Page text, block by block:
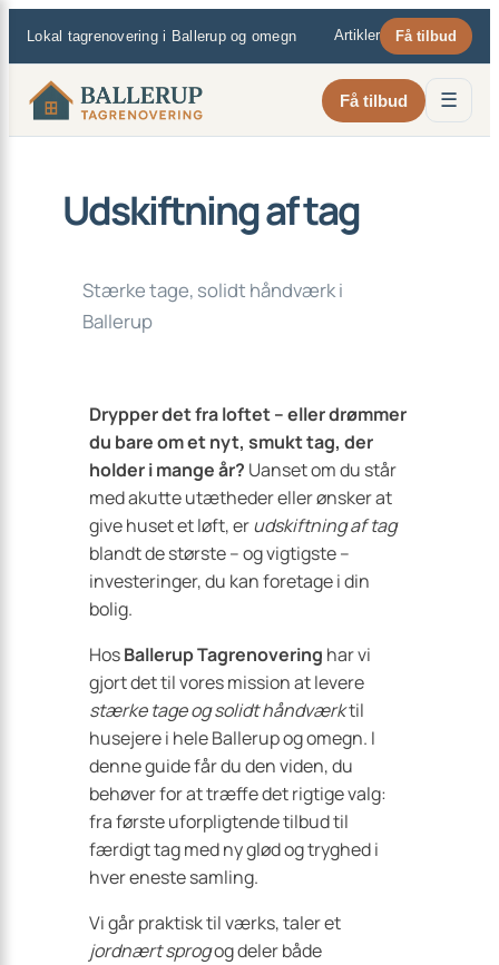
indhold
Lokal tagrenovering i Ballerup og omegn Artikler Få tilbud
Få tilbud ☰
Udskiftning af tag
Stærke tage, solidt håndværk i
Ballerup
Drypper det fra loftet – eller drømmer
du bare om et nyt, smukt tag, der
holder i mange år? Uanset om du står
med akutte utætheder eller ønsker at
give huset et løft, erudskiftning af tag
blandt de største – og vigtigste –
investeringer, du kan foretage i din
bolig.
HosBallerup Tagrenovering har vi
gjort det til vores mission at levere
stærke tage og solidt håndværktil
husejere i hele Ballerup og omegn. I
denne guide får du den viden, du
behøver for at træffe det rigtige valg:
fra første uforpligtende tilbud til
færdigt tag med ny glød og tryghed i
hver eneste samling.
Vi går praktisk til værks, taler et
jordnært sprogog deler både